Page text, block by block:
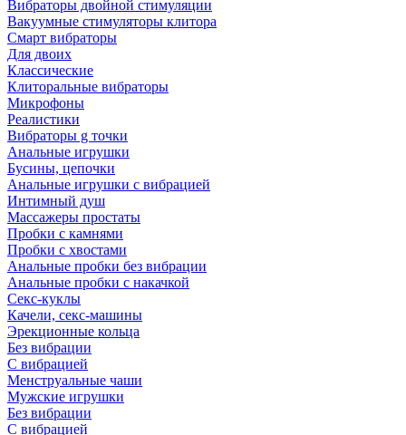
Вибраторы двойной стимуляции
Вакуумные стимуляторы клитора
Смарт вибраторы
Для двоих
Классические
Клиторальные вибраторы
Микрофоны
Реалистики
Вибраторы g точки
Анальные игрушки
Бусины, цепочки
Анальные игрушки с вибрацией
Интимный душ
Массажеры простаты
Пробки с камнями
Пробки с хвостами
Анальные пробки без вибрации
Анальные пробки с накачкой
Секс-куклы
Качели, секс-машины
Эрекционные кольца
Без вибрации
С вибрацией
Менструальные чаши
Мужские игрушки
Без вибрации
С вибрацией